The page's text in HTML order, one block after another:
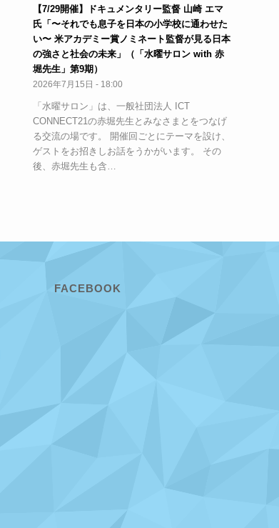
【7/29開催】ドキュメンタリー監督 山崎 エマ
氏「〜それでも息子を日本の小学校に通わせた
い〜 米アカデミー賞ノミネート監督が見る日本
の強さと社会の未来」（「水曜サロン with 赤
堀先生」第9期）
2026年7月15日 - 18:00
「水曜サロン」は、一般社団法人 ICT
CONNECT21の赤堀先生とみなさまとをつなげ
る交流の場です。 開催回ごとにテーマを設け、
ゲストをお招きしお話をうかがいます。 その
後、赤堀先生も含…
FACEBOOK